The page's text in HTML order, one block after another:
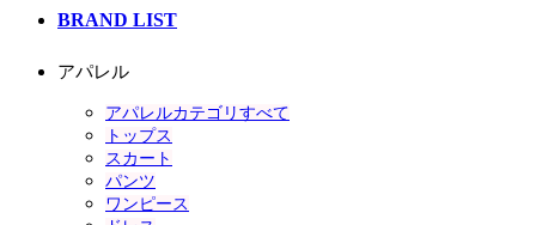
BRAND LIST
アパレル
アパレルカテゴリすべて
トップス
スカート
パンツ
ワンピース